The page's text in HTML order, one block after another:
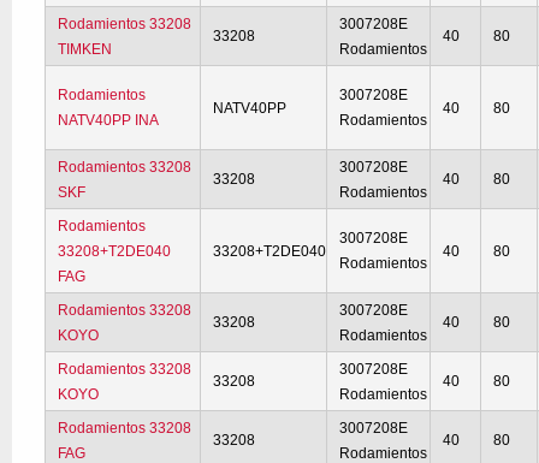
Rodamientos 33208
TIMKEN
33208
3007208E
Rodamientos
40 80
Rodamientos
NATV40PP INA
NATV40PP
3007208E
Rodamientos
40 80
Rodamientos 33208
SKF
33208
3007208E
Rodamientos
40 80
Rodamientos
33208+T2DE040
FAG
33208+T2DE040
3007208E
Rodamientos
40 80
Rodamientos 33208
KOYO
33208
3007208E
Rodamientos
40 80
Rodamientos 33208
KOYO
33208
3007208E
Rodamientos
40 80
Rodamientos 33208
FAG
33208
3007208E
Rodamientos
40 80